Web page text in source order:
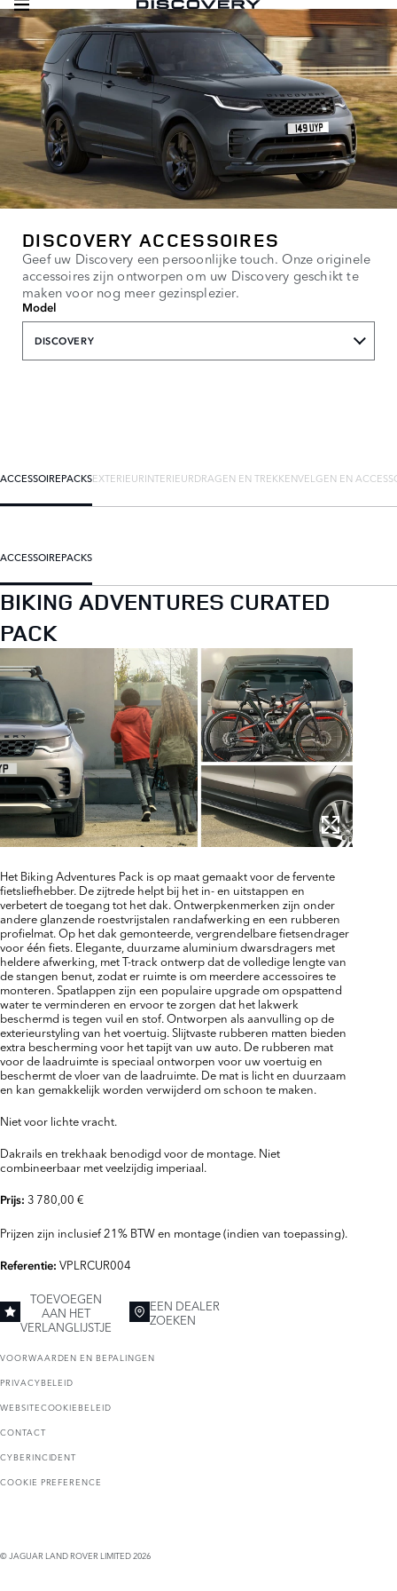
DISCOVERY ACCESSOIRES
Geef uw Discovery een persoonlijke touch. Onze originele
accessoires zijn ontworpen om uw Discovery geschikt te
maken voor nog meer gezinsplezier.
Model
DISCOVERY
ACCESSOIREPACKSEXTERIEURINTERIEURDRAGEN EN TREKKENVELGEN EN
ACCESSOIREPACKS
BIKING ADVENTURES CURATED
PACK
Het Biking Adventures Pack is op maat gemaakt voor de fervente
fietsliefhebber. De zijtrede helpt bij het in- en uitstappen en
verbetert de toegang tot het dak. Ontwerpkenmerken zijn onder
andere glanzende roestvrijstalen randafwerking en een rubberen
profielmat. Op het dak gemonteerde, vergrendelbare fietsendrager
voor één fiets. Elegante, duurzame aluminium dwarsdragers met
heldere afwerking, met T-track ontwerp dat de volledige lengte van
de stangen benut, zodat er ruimte is om meerdere accessoires te
monteren. Spatlappen zijn een populaire upgrade om opspattend
water te verminderen en ervoor te zorgen dat het lakwerk
beschermd is tegen vuil en stof. Ontworpen als aanvulling op de
exterieurstyling van het voertuig. Slijtvaste rubberen matten bieden
extra bescherming voor het tapijt van uw auto. De rubberen mat
voor de laadruimte is speciaal ontworpen voor uw voertuig en
beschermt de vloer van de laadruimte. De mat is licht en duurzaam
en kan gemakkelijk worden verwijderd om schoon te maken.
Niet voor lichte vracht.
Dakrails en trekhaak benodigd voor de montage. Niet
combineerbaar met veelzijdig imperiaal.
Prijs: 3 780,00 €
Prijzen zijn inclusief 21% BTW en montage (indien van toepassing).
Referentie: VPLRCUR004
TOEVOEGEN
AAN HET
VERLANGLIJSTJE
EEN DEALER
ZOEKEN
VOORWAARDEN EN BEPALINGEN
PRIVACYBELEID
WEBSITECOOKIEBELEID
CONTACT
CYBERINCIDENT
COOKIE PREFERENCE
© JAGUAR LAND ROVER LIMITED 2026